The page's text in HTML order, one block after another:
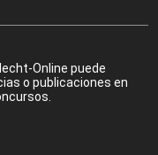
Online puede
o publicaciones en